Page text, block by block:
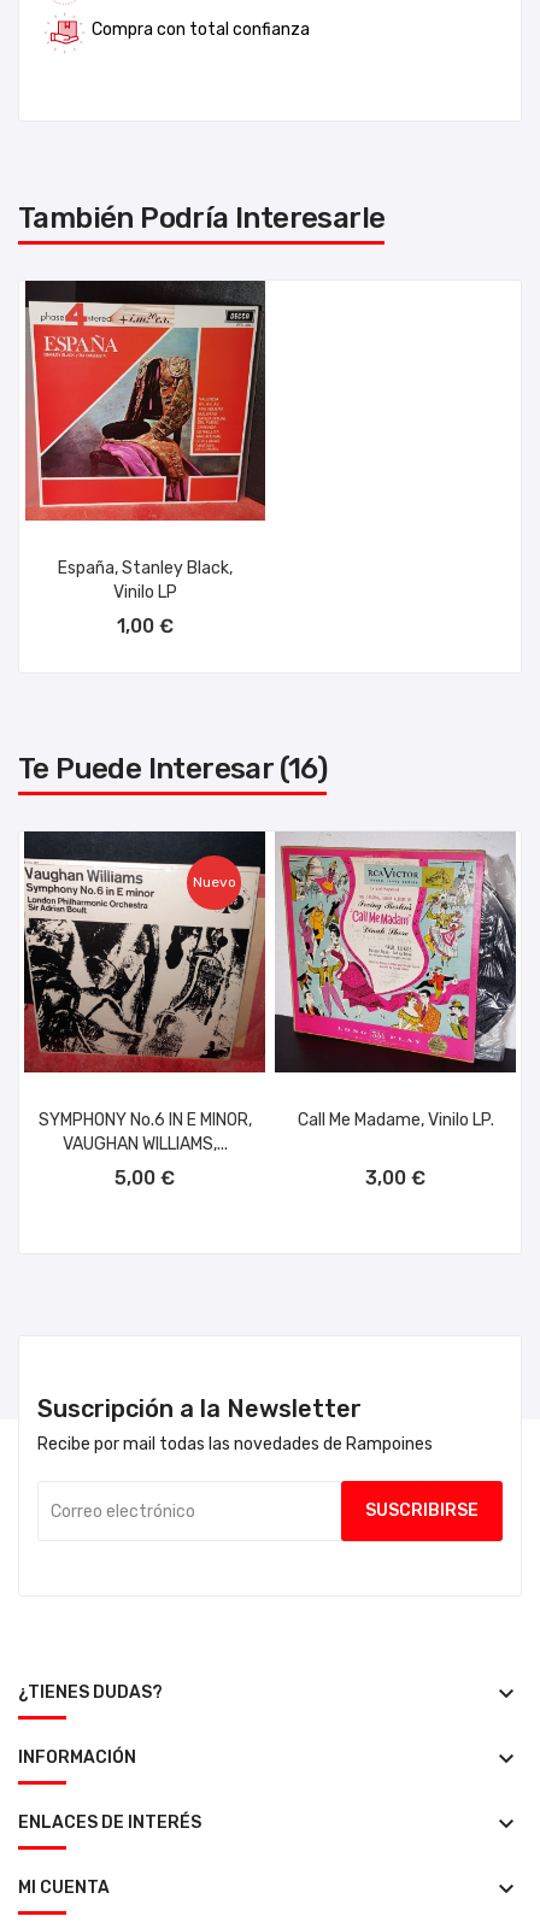
Compra con total confianza
También Podría Interesarle
España, Stanley Black,
Vinilo LP
1,00 €
Te Puede Interesar (16)
Nuevo
SYMPHONY No.6 IN E MINOR,
VAUGHAN WILLIAMS,...
5,00 €
Call Me Madame, Vinilo LP.
3,00 €
Suscripción a la Newsletter
Recibe por mail todas las novedades de Rampoines
¿TIENES DUDAS? keyboard_arrow_down
INFORMACIÓN keyboard_arrow_down
ENLACES DE INTERÉS keyboard_arrow_down
MI CUENTA keyboard_arrow_down